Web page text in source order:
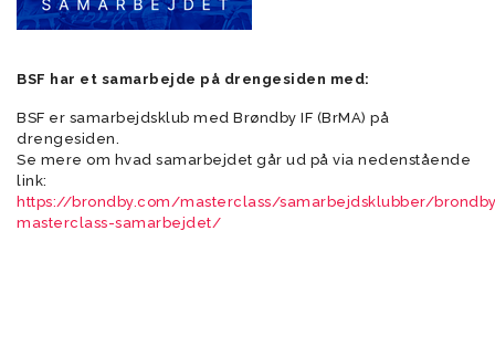
BSF har et samarbejde på drengesiden med:
BSF er samarbejdsklub med Brøndby IF (BrMA) på
drengesiden.
Se mere om hvad samarbejdet går ud på via nedenstående
link:
https://brondby.com/masterclass/samarbejdsklubber/
masterclass-samarbejdet/